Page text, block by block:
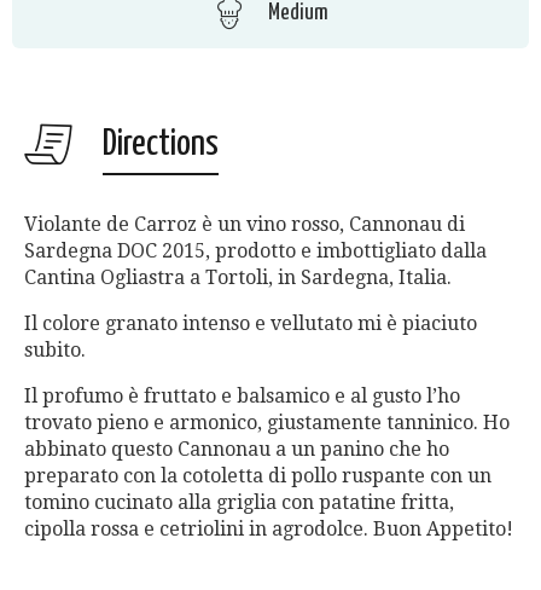
Medium
Directions
Violante de Carroz è un vino rosso, Cannonau di
Sardegna DOC 2015, prodotto e imbottigliato dalla
Cantina Ogliastra a Tortoli, in Sardegna, Italia.
Il colore granato intenso e vellutato mi è piaciuto
subito.
Il profumo è fruttato e balsamico e al gusto l’ho
trovato pieno e armonico, giustamente tanninico. Ho
abbinato questo Cannonau a un panino che ho
preparato con la cotoletta di pollo ruspante con un
tomino cucinato alla griglia con patatine fritta,
cipolla rossa e cetriolini in agrodolce. Buon Appetito!